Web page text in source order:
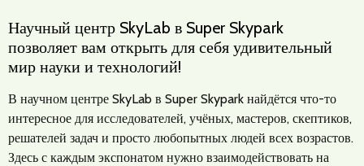
Научный центр SkyLab в Super Skypark
позволяет вам открыть для себя удивительный
мир науки и технологий!
В научном центре SkyLab в Super Skypark найдётся что-то
интересное для исследователей, учёных, мастеров, скептиков,
решателей задач и просто любопытных людей всех возрастов.
Здесь с каждым экспонатом нужно взаимодействовать на